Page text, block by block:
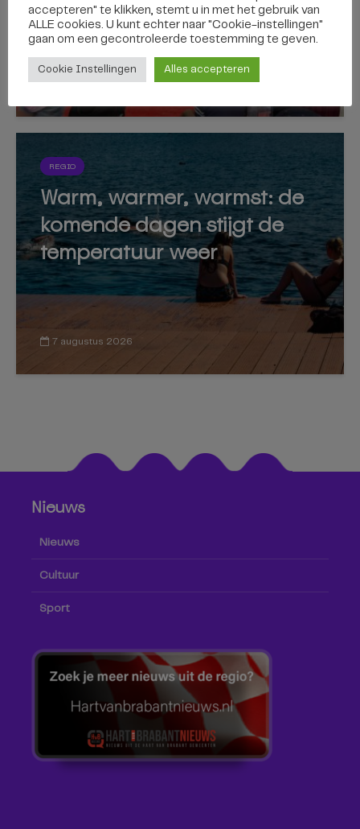
7 augustus 2026
REGIO
Warm, warmer, warmst: de
komende dagen stijgt de
temperatuur weer
7 augustus 2026
Nieuws
Nieuws
Cultuur
Sport
accepteren" te klikken, stemt u in met het gebruik van
ALLE cookies. U kunt echter naar "Cookie-instellingen"
gaan om een ​​gecontroleerde toestemming te geven.
Cookie Instellingen Alles accepteren